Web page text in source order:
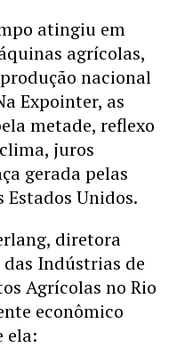
atingiu em
agrícolas,
nacional
Expointer, as
metade, reflexo
juros
gerada pelas
Estados Unidos.
diretora
Indústrias de
Agrícolas no Rio
econômico
ela: